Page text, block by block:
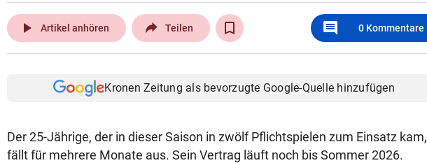
play_arrow Artikel anhören Teilen comment 0 Kommentare
Kronen Zeitung als bevorzugte Google-Quelle hinzufügen
Der 25-Jährige, der in dieser Saison in zwölf Pflichtspielen zum Einsatz kam,
fällt für mehrere Monate aus. Sein Vertrag läuft noch bis Sommer 2026.